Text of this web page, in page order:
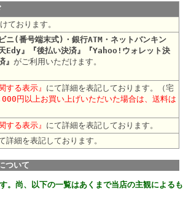
ております。
ニ(番号端末式)・銀行ATM・ネットバンキン
Edy』『後払い決済』『Yahoo!ウォレット決
がご利用いただけます。
する表示』 にて詳細を表記しております。（宅
円以上お買い上げいただいた場合は、送料は
する表示』 にて詳細を表記しております。
て詳細を表記しております。
ついて
。尚、以下の一覧はあくまで当店の主観によるも